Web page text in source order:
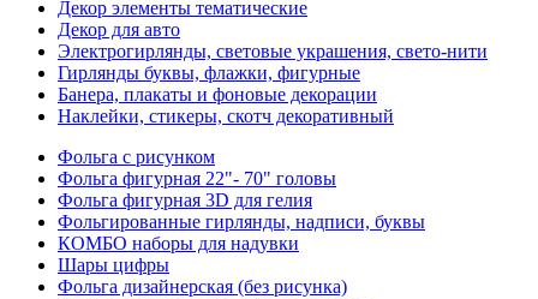
Декор элементы тематические
Декор для авто
Электрогирлянды, световые украшения, свето-нити
Гирлянды буквы, флажки, фигурные
Банера, плакаты и фоновые декорации
Наклейки, стикеры, скотч декоративный
Фольга с рисунком
Фольга фигурная 22"- 70" головы
Фольга фигурная 3D для гелия
Фольгированные гирлянды, надписи, буквы
КОМБО наборы для надувки
Шары цифры
Фольга дизайнерская (без рисунка)